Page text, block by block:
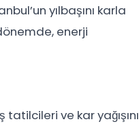
yılbaşını karla
enerji
tatilcileri ve kar yağışını